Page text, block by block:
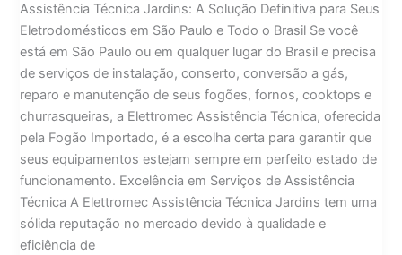
Assistência Técnica Jardins: A Solução Definitiva para Seus
Eletrodomésticos em São Paulo e Todo o Brasil Se você
está em São Paulo ou em qualquer lugar do Brasil e precisa
de serviços de instalação, conserto, conversão a gás,
reparo e manutenção de seus fogões, fornos, cooktops e
churrasqueiras, a Elettromec Assistência Técnica, oferecida
pela Fogão Importado, é a escolha certa para garantir que
seus equipamentos estejam sempre em perfeito estado de
funcionamento. Excelência em Serviços de Assistência
Técnica A Elettromec Assistência Técnica Jardins tem uma
sólida reputação no mercado devido à qualidade e
eficiência de